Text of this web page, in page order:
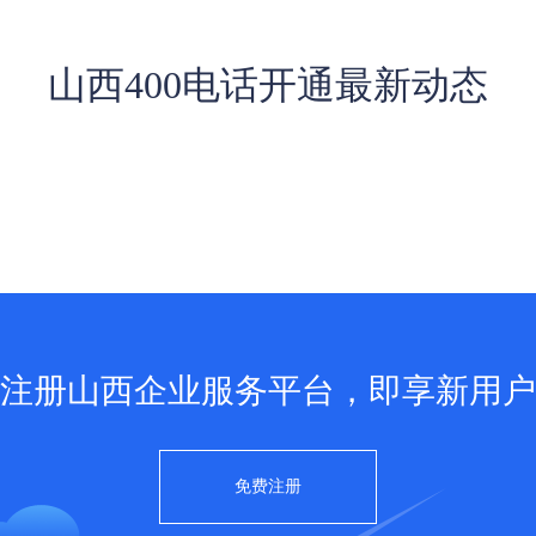
山西400电话开通最新动态
册山西企业服务平台，即享新用
免费注册